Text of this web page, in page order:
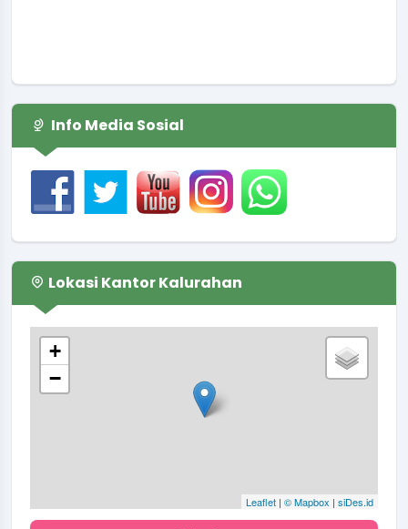
Info Media Sosial
Lokasi Kantor Kalurahan
+
−
Leaflet | © Mapbox | siDes.id